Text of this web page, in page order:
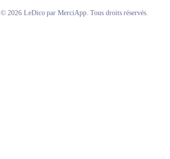
© 2026 LeDico par MerciApp. Tous droits réservés.